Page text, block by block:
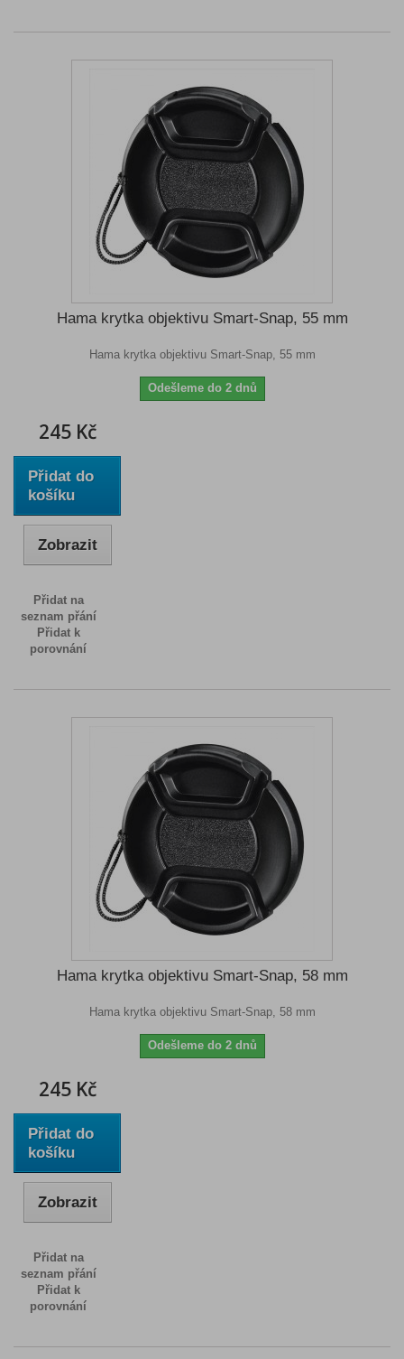
Hama krytka objektivu Smart-Snap, 55 mm
Hama krytka objektivu Smart-Snap, 55 mm
Odešleme do 2 dnů
245 Kč
Přidat do
košíku
Zobrazit
Přidat na
seznam přání
Přidat k
porovnání
Hama krytka objektivu Smart-Snap, 58 mm
Hama krytka objektivu Smart-Snap, 58 mm
Odešleme do 2 dnů
245 Kč
Přidat do
košíku
Zobrazit
Přidat na
seznam přání
Přidat k
porovnání